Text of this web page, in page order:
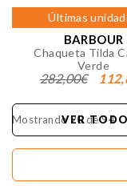
Últimas
BARBOUR
Chaqueta Tilda
Verde
282,00€
Mostrando 20 de 94
VER